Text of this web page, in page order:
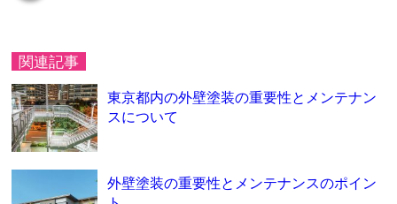
関連記事
東京都内の外壁塗装の重要性とメンテナン
スについて
外壁塗装の重要性とメンテナンスのポイン